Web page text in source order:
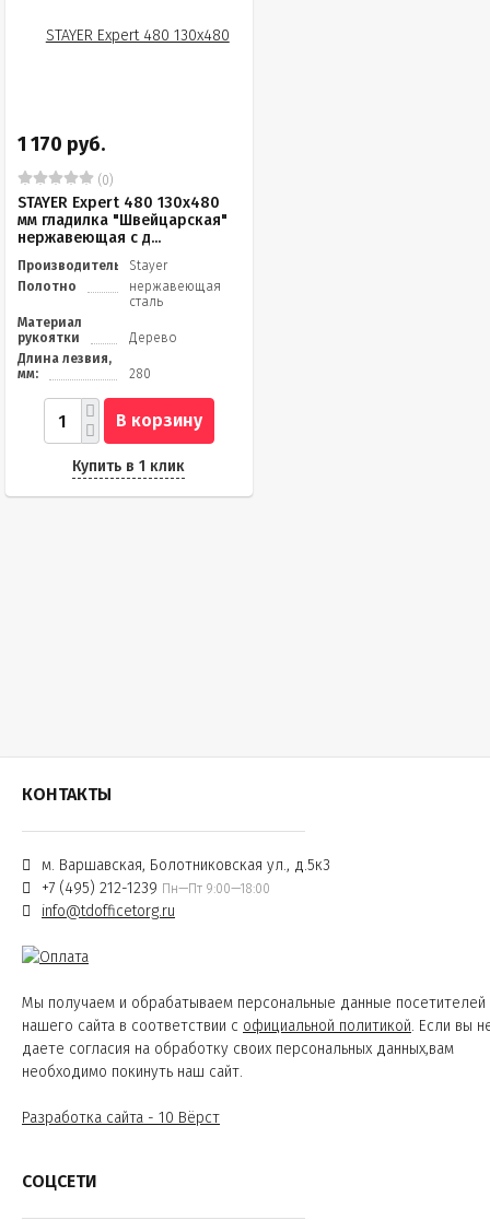
1 170 руб.
(0)
STAYER Eхpert 480 130х480
мм гладилка "Швейцарская"
нержавеющая с д...
Производитель
Stayer
Полотно
нержавеющая
сталь
Материал
рукоятки
Дерево
Длина лезвия,
мм:
280
В корзину
Купить в 1 клик
КОНТАКТЫ
м. Варшавская, Болотниковская ул., д.5к3
+7 (495) 212-1239 Пн—Пт 9:00—18:00
info@tdofficetorg.ru
Мы получаем и обрабатываем персональные данные посетителей
нашего сайта в соответствии с официальной политикой. Если вы
даете согласия на обработку своих персональных данных,вам
необходимо покинуть наш сайт.
Разработка сайта - 10 Вёрст
СОЦСЕТИ